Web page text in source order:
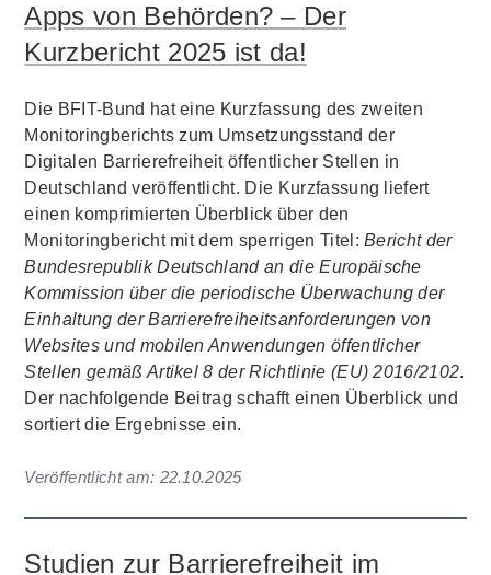
Apps von Behörden? – Der
Kurzbericht 2025 ist da!
Die BFIT-Bund hat eine Kurzfassung des zweiten
Monitoringberichts zum Umsetzungsstand der
Digitalen Barrierefreiheit öffentlicher Stellen in
Deutschland veröffentlicht. Die Kurzfassung liefert
einen komprimierten Überblick über den
Monitoringbericht mit dem sperrigen Titel:Bericht der
Bundesrepublik Deutschland an die Europäische
Kommission über die periodische Überwachung der
Einhaltung der Barrierefreiheitsanforderungen von
Websites und mobilen Anwendungen öffentlicher
Stellen gemäß Artikel 8 der Richtlinie (EU) 2016/2102.
Der nachfolgende Beitrag schafft einen Überblick und
sortiert die Ergebnisse ein.
Veröffentlicht am: 22.10.2025
Studien zur Barrierefreiheit im